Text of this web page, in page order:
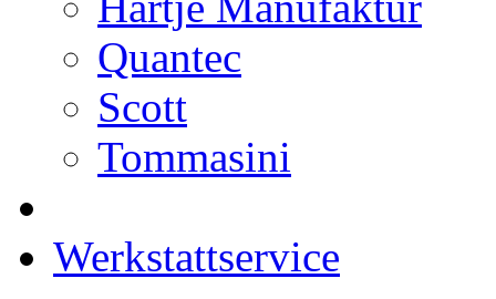
Quantec
Scott
Tommasini
Werkstattservice